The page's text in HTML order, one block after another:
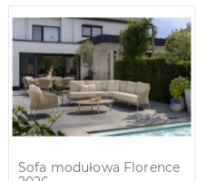
Sofa modułowa Florence